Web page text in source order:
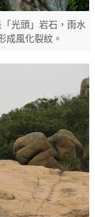
光頭」岩石，雨水
成風化裂紋。